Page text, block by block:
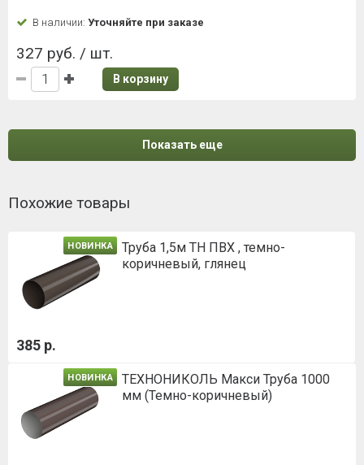
В наличии: Уточняйте при заказе
327 руб. / шт.
В корзину
Показать еще
Похожие товары
НОВИНКА
Труба 1,5м ТН ПВХ , темно-
коричневый, глянец
385 р.
НОВИНКА
ТЕХНОНИКОЛЬ Макси Труба 1000
мм (Темно-коричневый)